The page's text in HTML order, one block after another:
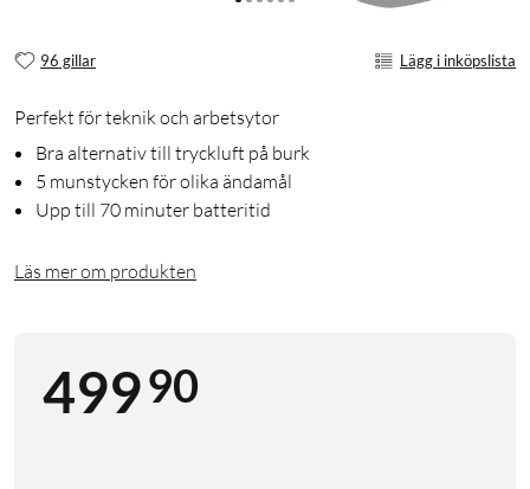
96 gillar Lägg i inköpslista
Perfekt för teknik och arbetsytor
Bra alternativ till tryckluft på burk
5 munstycken för olika ändamål
Upp till 70 minuter batteritid
Läs mer om produkten
49990